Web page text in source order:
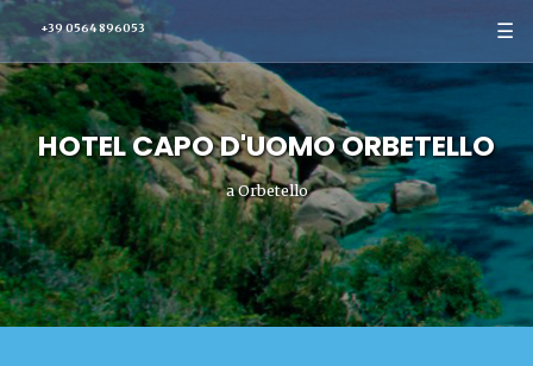
+39 0564 896053 ☰
HOTEL CAPO D'UOMO ORBETELLO
a Orbetello